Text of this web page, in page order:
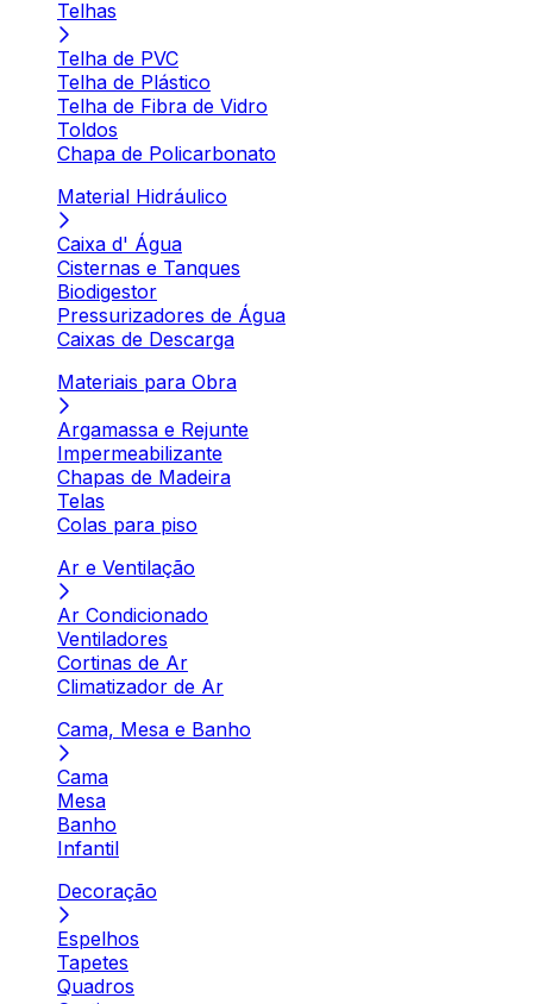
Telhas
Telha de PVC
Telha de Plástico
Telha de Fibra de Vidro
Toldos
Chapa de Policarbonato
Material Hidráulico
Caixa d' Água
Cisternas e Tanques
Biodigestor
Pressurizadores de Água
Caixas de Descarga
Materiais para Obra
Argamassa e Rejunte
Impermeabilizante
Chapas de Madeira
Telas
Colas para piso
Ar e Ventilação
Ar Condicionado
Ventiladores
Cortinas de Ar
Climatizador de Ar
Cama, Mesa e Banho
Cama
Mesa
Banho
Infantil
Decoração
Espelhos
Tapetes
Quadros